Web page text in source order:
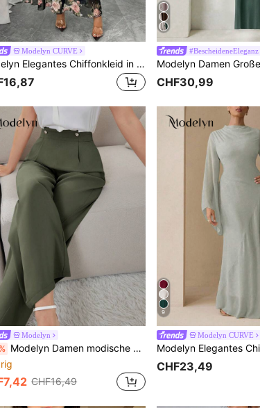
Modelyn CURVE
Modelyn Elegantes Chiffonkleid in Große Größen für Damen mit rundem Ausschnitt, Rüschen und weiten Ärmeln, Frühling/Sommer
#BescheideneEleganz
CHF30,99
Modelyn
Modelyn Damen modische vielseitige Vuweite Hose in Unifarbe
CHF16,49
9
Modelyn CURVE
CHF23,49